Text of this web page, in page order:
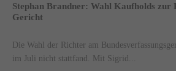
Stephan Brandner: Wahl Kaufholds zur
Gericht
Die Wahl der Richter am
im Juli nicht stattfand. Mit Sigrid...